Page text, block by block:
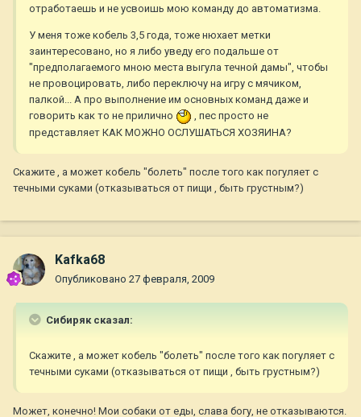
отработаешь и не усвоишь мою команду до автоматизма.
У меня тоже кобель 3,5 года, тоже нюхает метки
заинтересовано, но я либо уведу его подальше от
"предполагаемого мною места выгула течной дамы", чтобы
не провоцировать, либо переключу на игру с мячиком,
палкой... А про выполнение им основных команд даже и
говорить как то не прилично
, пес просто не
представляет КАК МОЖНО ОСЛУШАТЬСЯ ХОЗЯИНА?
Cкажите , а может кобель "болеть" после того как погуляет с
течными суками (отказываться от пищи , быть грустным?)
Kafka68
Опубликовано 27 февраля, 2009
Сибиряк сказал:
Cкажите , а может кобель "болеть" после того как погуляет с
течными суками (отказываться от пищи , быть грустным?)
Может, конечно! Мои собаки от еды, слава богу, не отказываются.